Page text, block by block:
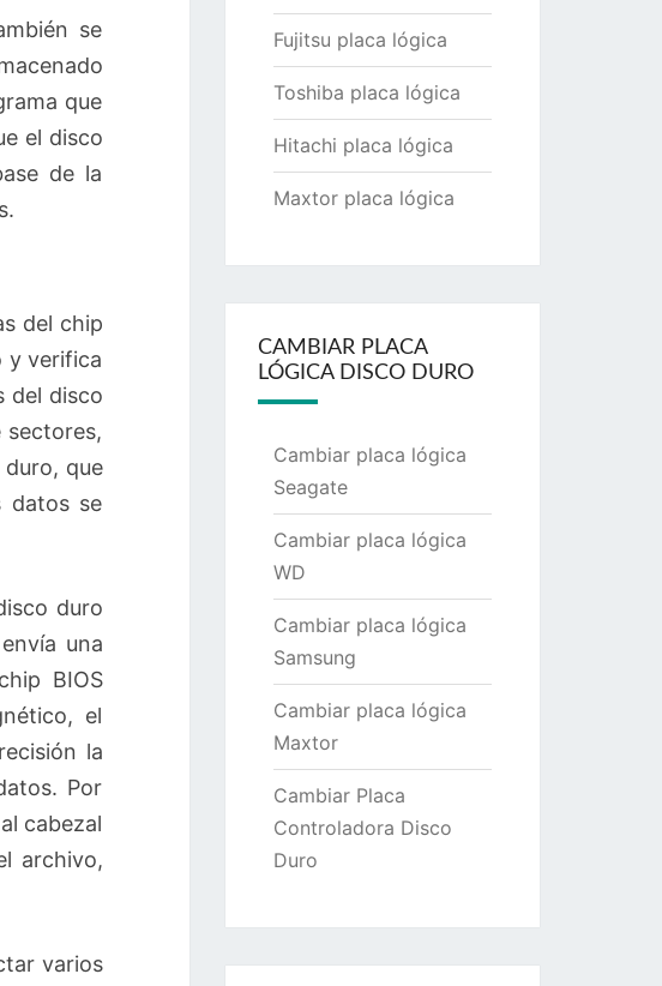
se
que
el disco
de la
del chip
y verifica
del disco
sectores,
duro, que
datos se
duro
una
BIOS
el
la
Por
cabezal
archivo,
varios
Fujitsu placa lógica
Toshiba placa lógica
Hitachi placa lógica
Maxtor placa lógica
CAMBIAR PLACA
LÓGICA DISCO DURO
Cambiar placa lógica
Seagate
Cambiar placa lógica
WD
Cambiar placa lógica
Samsung
Cambiar placa lógica
Maxtor
Cambiar Placa
Controladora Disco
Duro